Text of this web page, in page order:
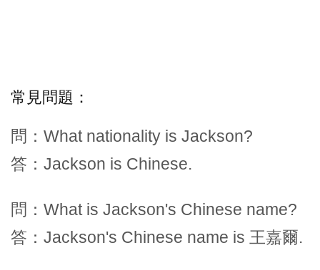
常見問題：
問：What nationality is Jackson?
答：Jackson is Chinese.
問：What is Jackson's Chinese name?
答：Jackson's Chinese name is 王嘉爾.